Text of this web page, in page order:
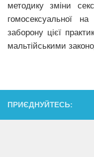
методику зміни
гомосексуальної
заборону цієї
мальтійськими
ПРИЄДНУЙТЕСЬ: